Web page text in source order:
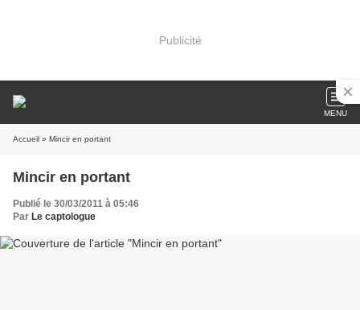
Publicité
MENU
Accueil » Mincir en portant
Mincir en portant
Publié le 30/03/2011 à 05:46
Par Le captologue